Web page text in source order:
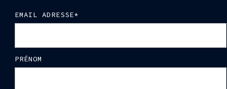
EMAIL ADRESSE*
PRÉNOM